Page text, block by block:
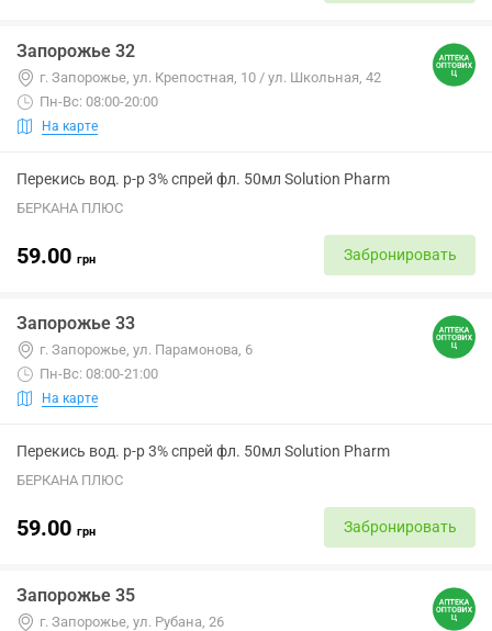
Запорожье 32
г. Запорожье, ул. Крепостная, 10 / ул. Школьная, 42
Пн-Вс: 08:00-20:00
На карте
Перекись вод. р-р 3% спрей фл. 50мл Solution Pharm
БЕРКАНА ПЛЮС
59.00 грн Забронировать
Запорожье 33
г. Запорожье, ул. Парамонова, 6
Пн-Вс: 08:00-21:00
На карте
Перекись вод. р-р 3% спрей фл. 50мл Solution Pharm
БЕРКАНА ПЛЮС
59.00 грн Забронировать
Запорожье 35
г. Запорожье, ул. Рубана, 26